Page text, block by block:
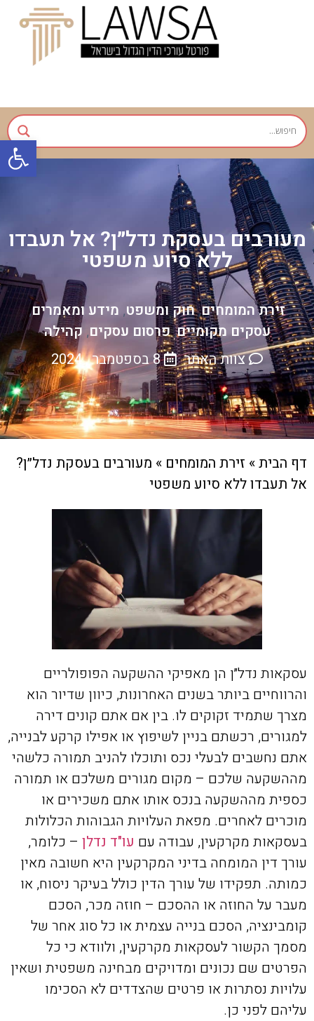
מעורבים בעסקת נדל״ן? אל תעבדו
ללא סיוע משפטי
זירת המומחים, חוק ומשפט, מידע ומאמרים,
עסקים מקומיים, פרסום עסקים, קהילה
צוות האתר
8 בספטמבר , 2024
דף הבית» זירת המומחים » מעורבים בעסקת נדל״ן?
אל תעבדו ללא סיוע משפטי
עסקאות נדל״ן הן מאפיקי ההשקעה הפופולריים
והרווחיים ביותר בשנים האחרונות, כיוון שדיור הוא
מצרך שתמיד זקוקים לו. בין אם אתם קונים דירה
למגורים, רכשתם בניין לשיפוץ או אפילו קרקע לבנייה,
אתם נחשבים לבעלי נכס ותוכלו להניב תמורה כלשהי
מההשקעה שלכם – מקום מגורים משלכם או תמורה
כספית מההשקעה בנכס אותו אתם משכירים או
מוכרים לאחרים. מפאת העלויות הגבוהות הכלולות
בעסקאות מקרקעין, עבודה עם עו"ד נדלן – כלומר,
עורך דין המומחה בדיני המקרקעין היא חשובה מאין
כמותה. תפקידו של עורך הדין כולל בעיקר ניסוח, או
מעבר על החוזה או ההסכם – חוזה מכר, הסכם
קומבינציה, הסכם בנייה עצמית או כל סוג אחר של
מסמך הקשור לעסקאות מקרקעין, ולוודא כי כל
הפרטים שם נכונים ומדויקים מבחינה משפטית ושאין
עלויות נסתרות או פרטים שהצדדים לא הסכימו
עליהם לפני כן.